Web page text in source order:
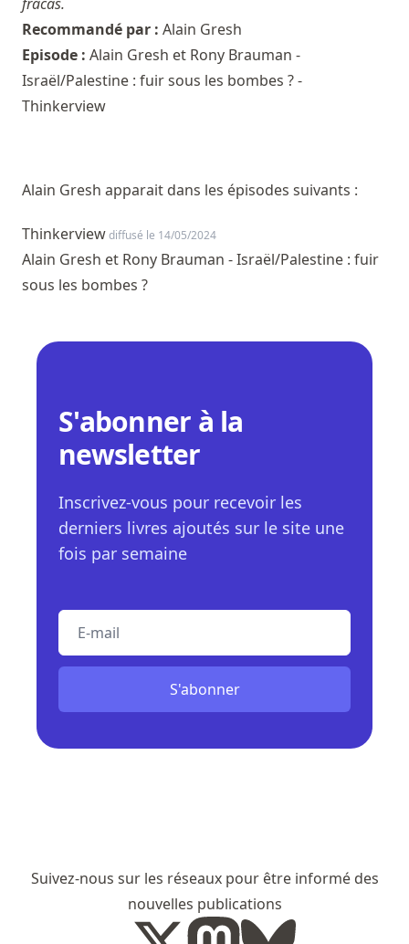
Recommandé par : Alain Gresh
Episode : Alain Gresh et Rony Brauman -
Israël/Palestine : fuir sous les bombes ? -
Thinkerview
Alain Gresh apparait dans les épisodes suivants :
Thinkerviewdiffusé le 14/05/2024
Alain Gresh et Rony Brauman - Israël/Palestine : fuir
sous les bombes ?
S'abonner à la
newsletter
Inscrivez-vous pour recevoir les
derniers livres ajoutés sur le site une
fois par semaine
S'abonner
Suivez-nous sur les réseaux pour être informé des
nouvelles publications